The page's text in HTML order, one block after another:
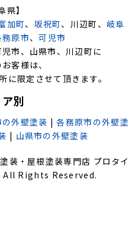
県】
加町、 坂祝町、川辺町、 岐阜
務原市、可児市
市、山県市、川辺町に
客様は、
に限定させて頂きます。
別
外壁塗装 |各務原市の外壁塗
| 山県市の外壁塗装
装・屋根塗装専門店 プロタイ
All Rights Reserved.